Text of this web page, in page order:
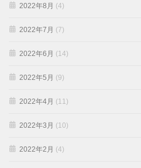
2022年8月 (4)
2022年7月 (7)
2022年6月 (14)
2022年5月 (9)
2022年4月 (11)
2022年3月 (10)
2022年2月 (4)